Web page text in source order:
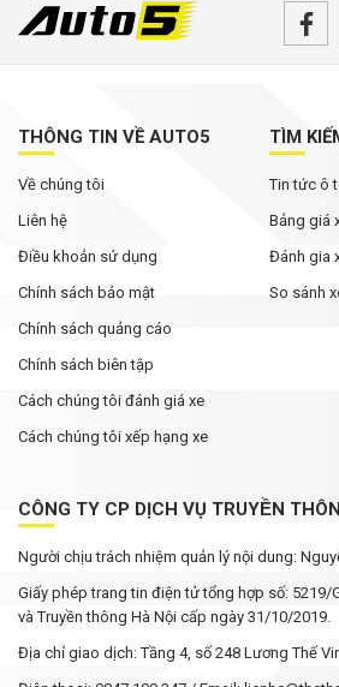
THÔNG TIN VỀ AUTO5
Về chúng tôi
Liên hệ
Điều khoản sử dụng
Chính sách bảo mật
Chính sách quảng cáo
Chính sách biên tập
Cách chúng tôi đánh giá xe
Cách chúng tôi xếp hạng xe
TÌM
Tin tức ô
Bảng giá
Đánh gia
So sánh
CÔNG TY CP DỊCH VỤ TRUYỀN
Người chịu trách nhiệm quản lý nội dung:
Giấy phép trang tin điện tử tổng hợp số: 5219/
và Truyền thông Hà Nội cấp ngày 31/10/2019.
Địa chỉ giao dịch: Tầng 4, số 248 Lương Thế